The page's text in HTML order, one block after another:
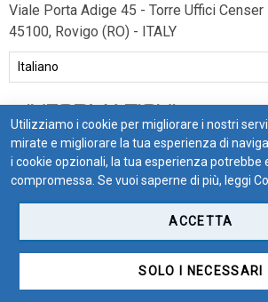
Viale Porta Adige 45 - Torre Uffici Censer
45100, Rovigo (RO) - ITALY
INFORMAZIONI
BISOGNO DI AIUTO?
CONDIZIONI DI VENDITA
Utilizziamo i cookie per migliorare i nostri
mirate e migliorare la tua esperienza di
i cookie opzionali, la tua esperienza potrebbe
compromessa. Se vuoi saperne di più, leggi
ACCETTA
SOLO I NECESSARI